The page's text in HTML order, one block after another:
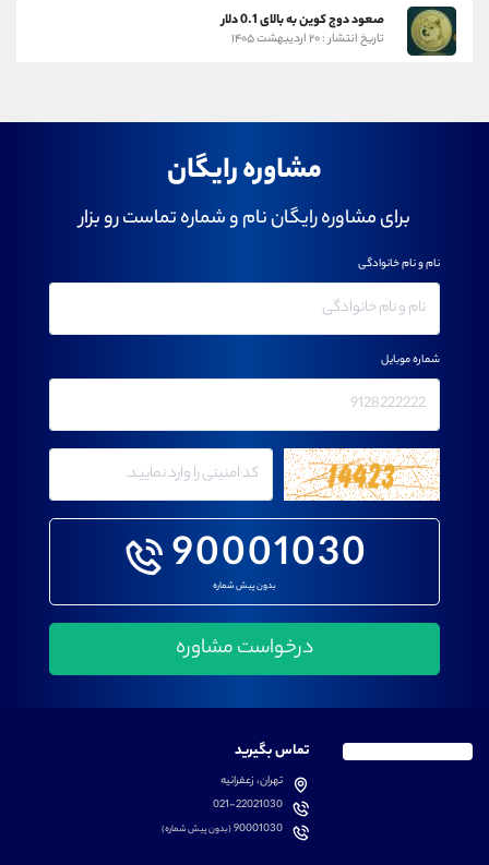
صعود دوج کوین به بالای 0.1 دلار
تاریخ انتشار : ۲۰ اردیبهشت ۱۴۰۵
مشاوره رایگان
برای مشاوره رایگان نام و شماره تماست رو بزار
90001030
بدون پیش شماره
نام و نام خانوادگی
شماره موبایل
تماس بگیرید
تهران، زعفرانیه
021-22021030
90001030(بدون پیش شماره)